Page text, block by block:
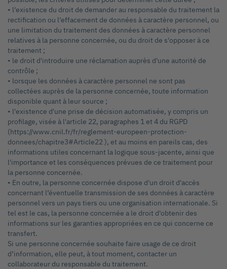
• l'existence du droit de demander au responsable du traitement la
rectification ou l'effacement de données à caractère personnel, ou
une limitation du traitement des données à caractère personnel
relatives à la personne concernée, ou du droit de s'opposer à ce
traitement ;
• le droit d'introduire une réclamation auprès d'une autorité de
contrôle ;
• lorsque les données à caractère personnel ne sont pas
collectées auprès de la personne concernée, toute information
disponible quant à leur source ;
• l'existence d'une prise de décision automatisée, y compris un
profilage, visée à l'article 22, paragraphes 1 et 4 du RGPD
(https://www.cnil.fr/fr/reglement-europeen-protection-
donnees/chapitre3#Article22 ), et au moins en pareils cas, des
informations utiles concernant la logique sous-jacente, ainsi que
l'importance et les conséquences prévues de ce traitement pour
la personne concernée.
• En outre, la personne concernée dispose d'un droit d'accès
concernant l’éventuelle transmission de ses données à caractère
personnel vers un pays tiers ou une organisation internationale. Si
tel est le cas, la personne concernée a le droit d'obtenir des
informations sur les garanties appropriées en ce qui concerne ce
transfert.
Si une personne concernée souhaite faire usage de ce droit
d’information, elle peut, à tout moment, contacter un
collaborateur du responsable du traitement.